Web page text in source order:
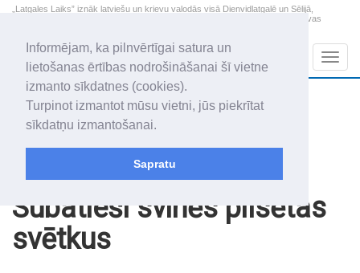
Informējam, ka pilnvērtīgai satura un
lietošanas ērtības nodrošināšanai šī vietne
izmanto sīkdatnes (cookies).
Turpinot izmantot mūsu vietni, jūs piekrītat
sīkdatņu izmantošanai.
Sapratu
„Latgales Laiks” iznāk latviešu un krievu valodās visā Dienvidlatgalē un Sēlijā,
„Latgales Laiks” latviešu valodā aptver Daugavpils valstspilsētu, Augšdaugavas
2026. gada 8. augusts
Sestdiena
Mudīte, Vladislava, Vladislavs
+17.5
Subatieši svinēs pilsētas
svētkus